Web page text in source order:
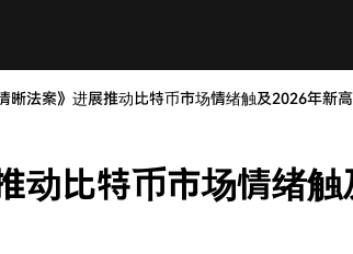
清晰法案》进展推动比特币市场情绪触及2026年新高
动比特币市场情绪